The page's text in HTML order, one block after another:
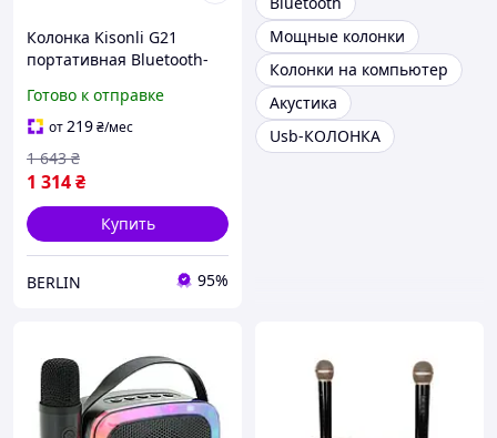
Колонка Kisonli G21
портативная Bluetooth-
1800mAh
USB/TF/BT/LED/AUX DC:
5V/1A Q45 berlin
Готово к отправке
от219₴/мес
1 314₴
1 643 ₴
Купить
BERLIN 95%
Мощные колонки
Колонки на компьютер
Акустика
Usb-КОЛОНКА